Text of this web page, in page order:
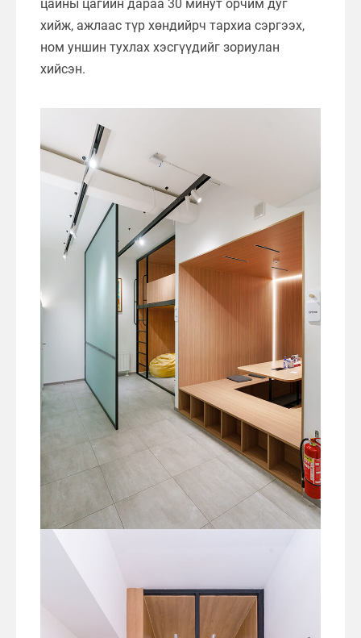
цайны цагийн дараа 30 минут орчим дуг
хийж, ажлаас түр хөндийрч тархиа сэргээх,
ном уншин тухлах хэсгүүдийг зориулан
хийсэн.